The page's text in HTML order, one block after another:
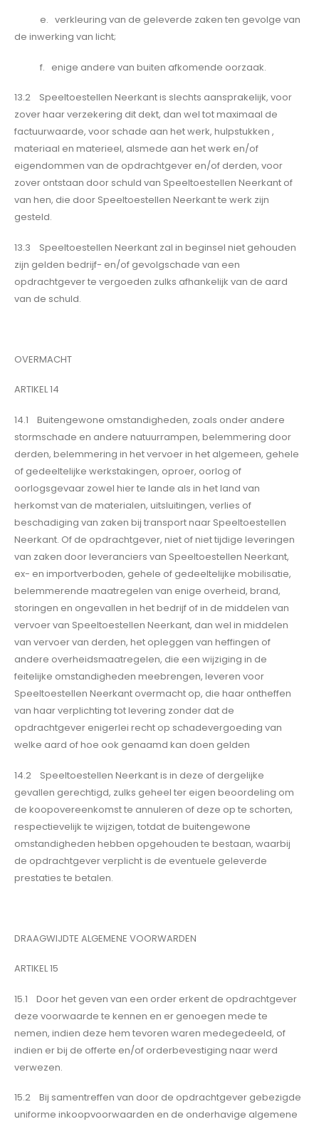
e. verkleuring van de geleverde zaken ten gevolge van
de inwerking van licht;
f. enige andere van buiten afkomende oorzaak.
13.2 Speeltoestellen Neerkant is slechts aansprakelijk, voor
zover haar verzekering dit dekt, dan wel tot maximaal de
factuurwaarde, voor schade aan het werk, hulpstukken ,
materiaal en materieel, alsmede aan het werk en/of
eigendommen van de opdrachtgever en/of derden, voor
zover ontstaan door schuld van Speeltoestellen Neerkant of
van hen, die door Speeltoestellen Neerkant te werk zijn
gesteld.
13.3 Speeltoestellen Neerkant zal in beginsel niet gehouden
zijn gelden bedrijf- en/of gevolgschade van een
opdrachtgever te vergoeden zulks afhankelijk van de aard
van de schuld.
OVERMACHT
ARTIKEL 14
14.1 Buitengewone omstandigheden, zoals onder andere
stormschade en andere natuurrampen, belemmering door
derden, belemmering in het vervoer in het algemeen, gehele
of gedeeltelijke werkstakingen, oproer, oorlog of
oorlogsgevaar zowel hier te lande als in het land van
herkomst van de materialen, uitsluitingen, verlies of
beschadiging van zaken bij transport naar Speeltoestellen
Neerkant. Of de opdrachtgever, niet of niet tijdige leveringen
van zaken door leveranciers van Speeltoestellen Neerkant,
ex- en importverboden, gehele of gedeeltelijke mobilisatie,
belemmerende maatregelen van enige overheid, brand,
storingen en ongevallen in het bedrijf of in de middelen van
vervoer van Speeltoestellen Neerkant, dan wel in middelen
van vervoer van derden, het opleggen van heffingen of
andere overheidsmaatregelen, die een wijziging in de
feitelijke omstandigheden meebrengen, leveren voor
Speeltoestellen Neerkant overmacht op, die haar ontheffen
van haar verplichting tot levering zonder dat de
opdrachtgever enigerlei recht op schadevergoeding van
welke aard of hoe ook genaamd kan doen gelden
14.2 Speeltoestellen Neerkant is in deze of dergelijke
gevallen gerechtigd, zulks geheel ter eigen beoordeling om
de koopovereenkomst te annuleren of deze op te schorten,
respectievelijk te wijzigen, totdat de buitengewone
omstandigheden hebben opgehouden te bestaan, waarbij
de opdrachtgever verplicht is de eventuele geleverde
prestaties te betalen.
DRAAGWIJDTE ALGEMENE VOORWARDEN
ARTIKEL 15
15.1 Door het geven van een order erkent de opdrachtgever
deze voorwaarde te kennen en er genoegen mede te
nemen, indien deze hem tevoren waren medegedeeld, of
indien er bij de offerte en/of orderbevestiging naar werd
verwezen.
15.2 Bij samentreffen van door de opdrachtgever gebezigde
uniforme inkoopvoorwaarden en de onderhavige algemene